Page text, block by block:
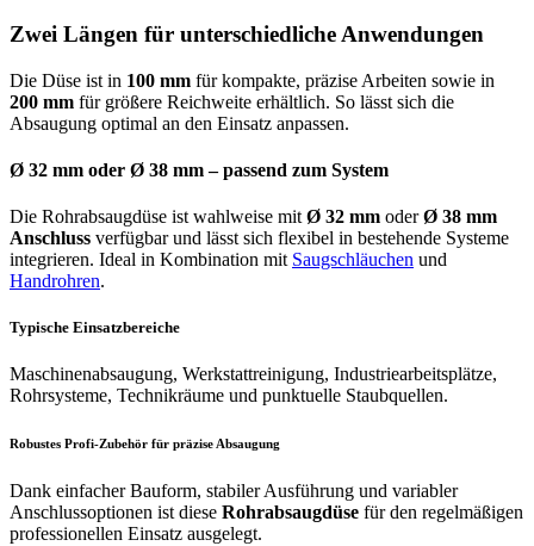
Zwei Längen für unterschiedliche Anwendungen
Die Düse ist in 100 mm für kompakte, präzise Arbeiten sowie in
200 mm für größere Reichweite erhältlich. So lässt sich die
Absaugung optimal an den Einsatz anpassen.
Ø 32 mm oder Ø 38 mm – passend zum System
Die Rohrabsaugdüse ist wahlweise mit Ø 32 mm oderØ 38 mm
Anschluss verfügbar und lässt sich flexibel in bestehende Systeme
integrieren. Ideal in Kombination mit Saugschläuchen und
Handrohren.
Typische Einsatzbereiche
Maschinenabsaugung, Werkstattreinigung, Industriearbeitsplätze,
Rohrsysteme, Technikräume und punktuelle Staubquellen.
Robustes Profi-Zubehör für präzise Absaugung
Dank einfacher Bauform, stabiler Ausführung und variabler
Anschlussoptionen ist diese Rohrabsaugdüse für den regelmäßigen
professionellen Einsatz ausgelegt.